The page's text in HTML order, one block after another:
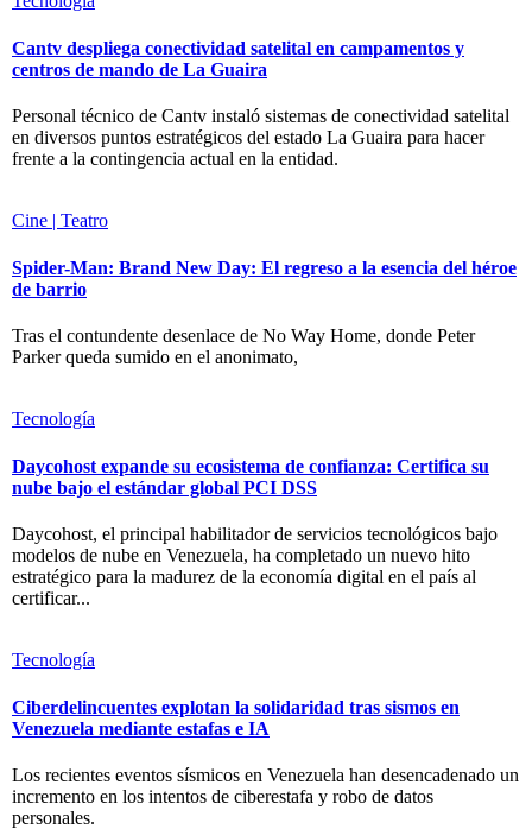
Cantv despliega conectividad satelital en campamentos y
centros de mando de La Guaira
Personal técnico de Cantv instaló sistemas de conectividad satelital
en diversos puntos estratégicos del estado La Guaira para hacer
frente a la contingencia actual en la entidad.
Cine | Teatro
Spider-Man: Brand New Day: El regreso a la esencia del héroe
de barrio
Tras el contundente desenlace de No Way Home, donde Peter
Parker queda sumido en el anonimato,
Tecnología
Daycohost expande su ecosistema de confianza: Certifica su
nube bajo el estándar global PCI DSS
Daycohost, el principal habilitador de servicios tecnológicos bajo
modelos de nube en Venezuela, ha completado un nuevo hito
estratégico para la madurez de la economía digital en el país al
certificar...
Tecnología
Ciberdelincuentes explotan la solidaridad tras sismos en
Venezuela mediante estafas e IA
Los recientes eventos sísmicos en Venezuela han desencadenado un
incremento en los intentos de ciberestafa y robo de datos
personales.